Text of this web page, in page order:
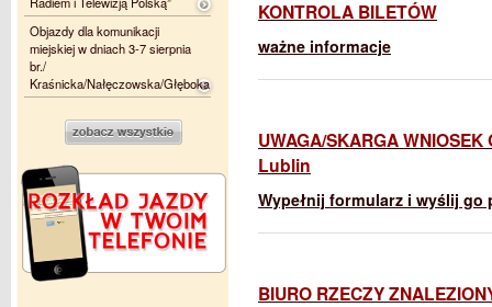
KONTROLA BILETÓW
ważne informacje
UWAGA/SKARGA
Lublin
Wypełnij formularz i wyślij go
BIURO RZECZY
Objazdy dla komunikacji
miejskiej w dniach 3-7 sierpnia
br./
Kraśnicka/Nałęczowska/Głęboka